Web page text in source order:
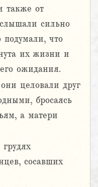
также от
сильно
подумали, что
их жизни и
ожидания.
целовали друг
бросаясь
а матери
сосавших